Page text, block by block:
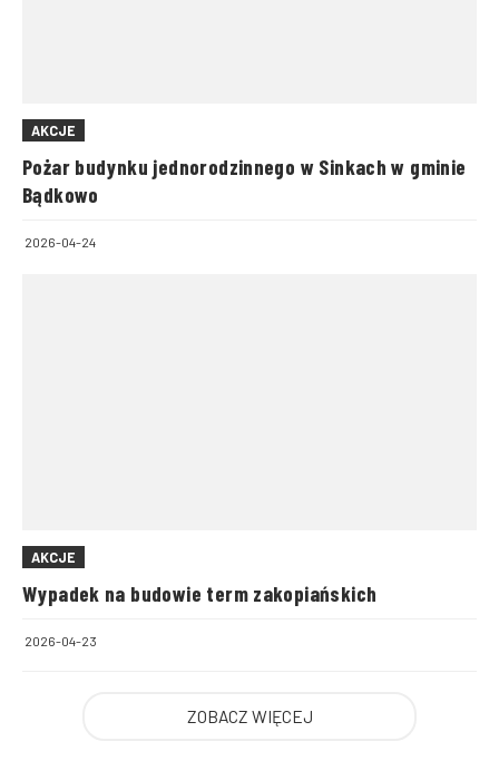
AKCJE
Pożar budynku jednorodzinnego w Sinkach w gminie
Bądkowo
2026-04-24
AKCJE
Wypadek na budowie term zakopiańskich
2026-04-23
ZOBACZ WIĘCEJ